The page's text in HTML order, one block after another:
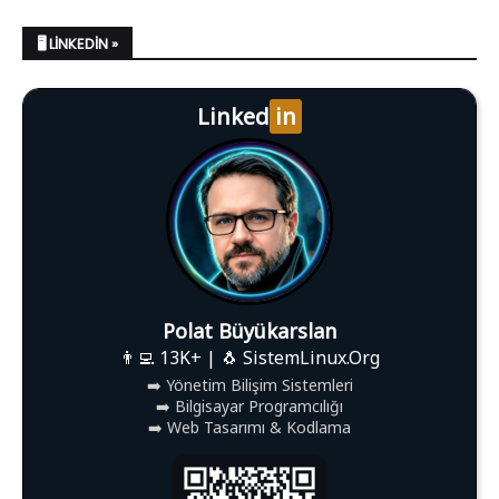
🖥️ LINKEDIN »
Linked in
Polat Büyükarslan
👨‍💻 13K+ | 🐧 SistemLinux.Org
➡️ Yönetim Bilişim Sistemleri
➡️ Bilgisayar Programcılığı
➡️ Web Tasarımı & Kodlama